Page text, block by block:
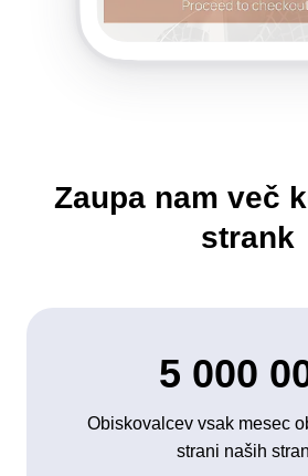
Zaupa nam več
strank
5 000
Obiskovalcev vsak mesec
strani naših